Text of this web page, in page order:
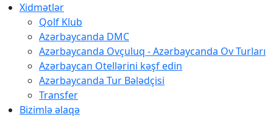
Xidmətlər
Qolf Klub
Azərbaycanda DMC
Azərbaycanda Ovçuluq - Azərbaycanda Ov Turları
Azərbaycan Otellərini kəşf edin
Azərbaycanda Tur Bələdçisi
Transfer
Bizimlə əlaqə